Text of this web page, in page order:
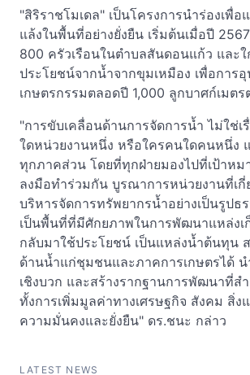
"สิริราชโมเดล" เป็นโครงการนำร่องเพื่
แล้งในพื้นที่อย่างยั่งยืน เริ่มต้นเมื่อปี
800 ครัวเรือนในตำบลสันดอนแก้ว และใ
ประโยชน์จากน้ำจากขุมเหมือง เพื่อการ
เกษตรกรรมตลอดปี 1,000 ลูกบาศก์เมต
"การขับเคลื่อนด้านการจัดการน้ำ ไม่ใช่เ
ใดหน่วยงานหนึ่ง หรือใครคนใดคนหนึ่ง
ทุกภาคส่วน โดยที่ทุกฝ่ายมองไปที่เป้าหม
ลงมือทำร่วมกัน บูรณาการหน่วยงานที่เกี่
บริหารจัดการทรัพยากรน้ำอย่างเป็นรูปธ
เป็นพื้นที่ที่มีศักยภาพในการพัฒนาแหล่งเ
กลับมาใช้ประโยชน์ เป็นแหล่งน้ำต้นทุน
ด้านน้ำแก่ชุมชนและภาคการเกษตรได้
เชิงบวก และสร้างรากฐานการพัฒนาที่
ทั้งการเพิ่มมูลค่าทางเศรษฐกิจ สังคม สิ่ง
ความมั่นคงและยั่งยืน" ดร.ชนะ กล่าว
LATEST NEWS